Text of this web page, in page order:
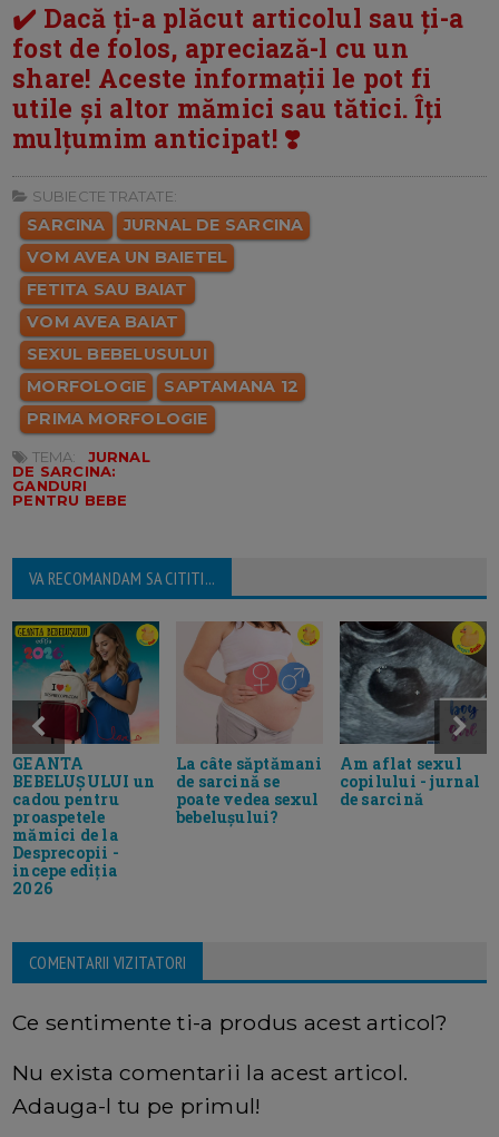
✔️ Dacă ți-a plăcut articolul sau ți-a
fost de folos, apreciază-l cu un
share! Aceste informații le pot fi
utile și altor mămici sau tătici. Îți
mulțumim anticipat! ❣️
SUBIECTE TRATATE:
SARCINA
JURNAL DE SARCINA
VOM AVEA UN BAIETEL
FETITA SAU BAIAT
VOM AVEA BAIAT
SEXUL BEBELUSULUI
MORFOLOGIE
SAPTAMANA 12
PRIMA MORFOLOGIE
TEMA:
JURNAL
DE SARCINA:
GANDURI
PENTRU BEBE
VA RECOMANDAM SA CITITI...
GEANTA
BEBELUȘULUI un
cadou pentru
proaspetele
mămici de la
Desprecopii -
incepe ediția
2026
La câte săptămani
de sarcină se
poate vedea sexul
bebelușului?
Am aflat sexul
copilului - jurnal
de sarcină
COMENTARII VIZITATORI
Ce sentimente ti-a produs acest articol?
Nu exista comentarii la acest articol.
Adauga-l tu pe primul!